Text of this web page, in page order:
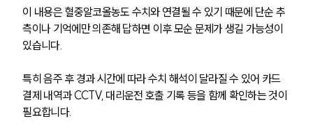
이 내용은 혈중알코올농도 수치와 연결될 수 있기 때문에 단순 추
측이나 기억에만 의존해 답하면 이후 모순 문제가 생길 가능성이
있습니다.
특히 음주 후 경과 시간에 따라 수치 해석이 달라질 수 있어 카드
결제 내역과 CCTV, 대리운전 호출 기록 등을 함께 확인하는 것이
필요합니다.